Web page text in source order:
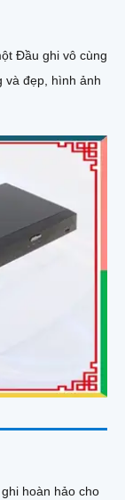
Đầu ghi vô cùng
hoàn hảo cho